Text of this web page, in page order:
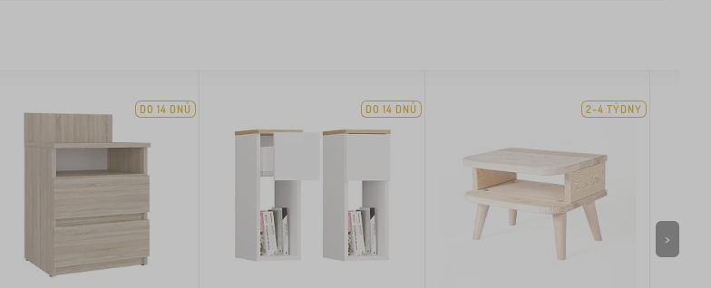
DO 14 DNŮ DO 14 DNŮ 2-4 TÝDNY
>